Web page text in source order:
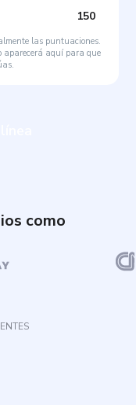
150
las puntuaciones.
aparecerá aquí para que
como